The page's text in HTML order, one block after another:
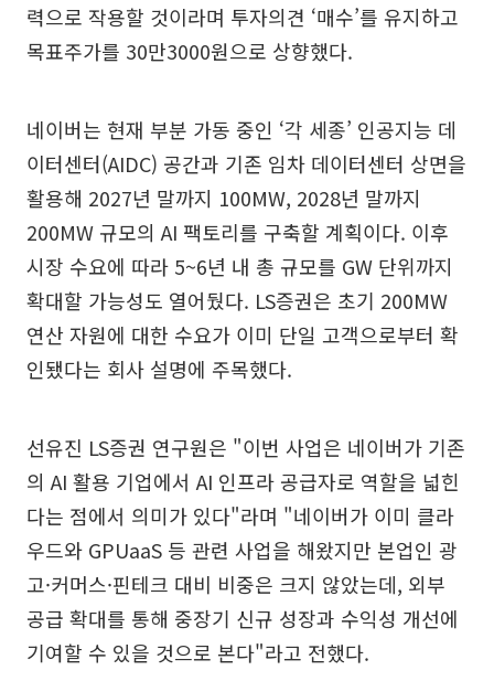
력으로 작용할 것이라며 투자의견 ‘매수’를 유지하고
목표주가를 30만3000원으로 상향했다.
네이버는 현재 부분 가동 중인 ‘각 세종’ 인공지능 데
이터센터(AIDC) 공간과 기존 임차 데이터센터 상면을
활용해 2027년 말까지 100MW, 2028년 말까지
200MW 규모의 AI 팩토리를 구축할 계획이다. 이후
시장 수요에 따라 5~6년 내 총 규모를 GW 단위까지
확대할 가능성도 열어뒀다. LS증권은 초기 200MW
연산 자원에 대한 수요가 이미 단일 고객으로부터 확
인됐다는 회사 설명에 주목했다.
선유진 LS증권 연구원은 "이번 사업은 네이버가 기존
의 AI 활용 기업에서 AI 인프라 공급자로 역할을 넓힌
다는 점에서 의미가 있다"라며 "네이버가 이미 클라
우드와 GPUaaS 등 관련 사업을 해왔지만 본업인 광
고·커머스·핀테크 대비 비중은 크지 않았는데, 외부
공급 확대를 통해 중장기 신규 성장과 수익성 개선에
기여할 수 있을 것으로 본다"라고 전했다.